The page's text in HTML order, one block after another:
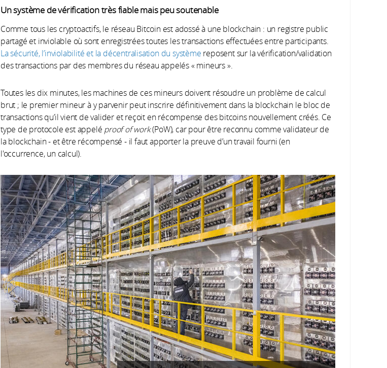
Un système de vérification très fiable mais peu soutenable
Comme tous les cryptoactifs, le réseau Bitcoin est adossé à une blockchain : un registre public
partagé et inviolable où sont enregistrées toutes les transactions effectuées entre participants.
La sécurité, l’inviolabilité et la décentralisation du système reposent sur la vérification/validation
des transactions par des membres du réseau appelés « mineurs ».
Toutes les dix minutes, les machines de ces mineurs doivent résoudre un problème de calcul
brut ; le premier mineur à y parvenir peut inscrire définitivement dans la blockchain le bloc de
transactions qu’il vient de valider et reçoit en récompense des bitcoins nouvellement créés. Ce
type de protocole est appelé proof of work(PoW), car pour être reconnu comme validateur de
la blockchain - et être récompensé - il faut apporter la preuve d’un travail fourni (en
l'occurrence, un calcul).